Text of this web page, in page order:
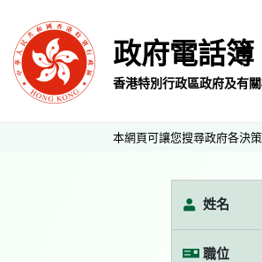
政府電話簿
香港特別行政區政府及有
本網頁可讓您搜尋政府各決
姓名
職位